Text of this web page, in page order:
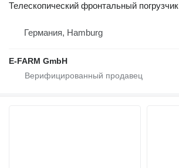
Телескопический фронтальный погрузчик
Германия, Hamburg
E-FARM GmbH